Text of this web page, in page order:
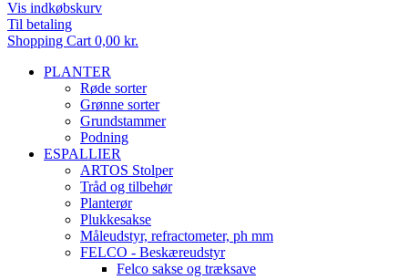
Vis indkøbskurv
Til betaling
Shopping Cart 0,00 kr.
PLANTER
Røde sorter
Grønne sorter
Grundstammer
Podning
ESPALLIER
ARTOS Stolper
Tråd og tilbehør
Planterør
Plukkesakse
Måleudstyr, refractometer, ph mm
FELCO - Beskæreudstyr
Felco sakse og træksave